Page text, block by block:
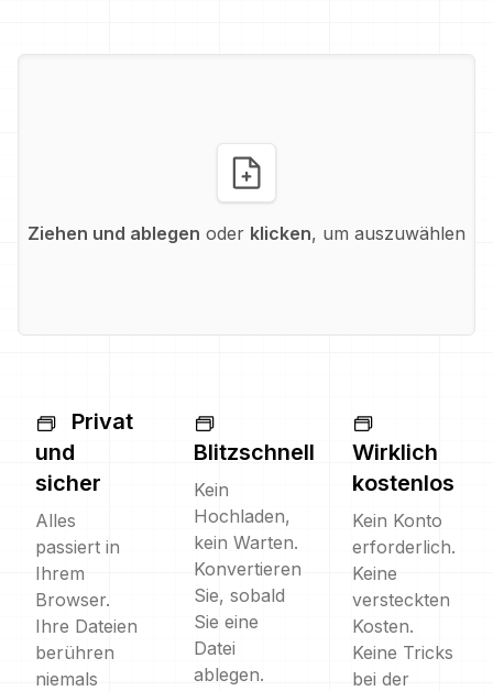
Ziehen und ablegen oder klicken, um auszuwählen
Privat
und
sicher
Alles
passiert in
Ihrem
Browser.
Ihre Dateien
berühren
niemals
Blitzschnell
Kein
Hochladen,
kein Warten.
Konvertieren
Sie, sobald
Sie eine
Datei
ablegen.
Wirklich
kostenlos
Kein Konto
erforderlich.
Keine
versteckten
Kosten.
Keine Tricks
bei der